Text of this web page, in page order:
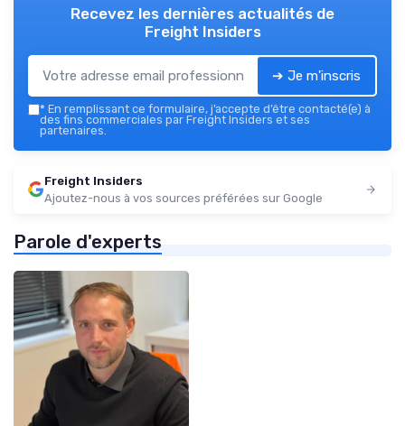
Recevez les dernières actualités de
Freight Insiders
➔ Je m'inscris
* En remplissant ce formulaire, j’accepte d’être contacté(e) à
des fins commerciales par Freight Insiders et ses
partenaires.
Freight Insiders
Ajoutez-nous à vos sources préférées sur Google
Parole d'experts